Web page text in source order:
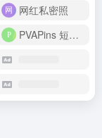
网红私密照
PVAPins 短信接码平台